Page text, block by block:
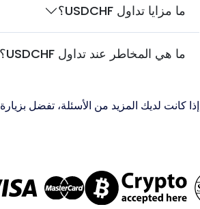
ما مزايا تداول USDCHF؟
ما هي المخاطر عند تداول USDCHF؟
إذا كانت لديك المزيد من الأسئلة، تفضل بزيارة